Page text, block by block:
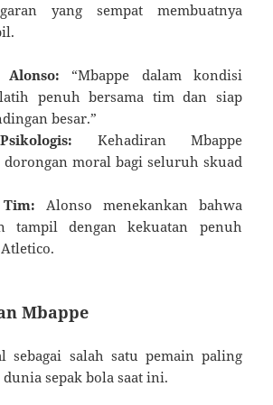
yang sempat membuatnya
Alonso: “Mbappe dalam kondisi
penuh bersama tim dan siap
besar.”
Kehadiran Mbappe
moral bagi seluruh skuad
Alonso menekankan bahwa
tampil dengan kekuatan penuh
Mbappe
sebagai salah satu pemain paling
sepak bola saat ini.